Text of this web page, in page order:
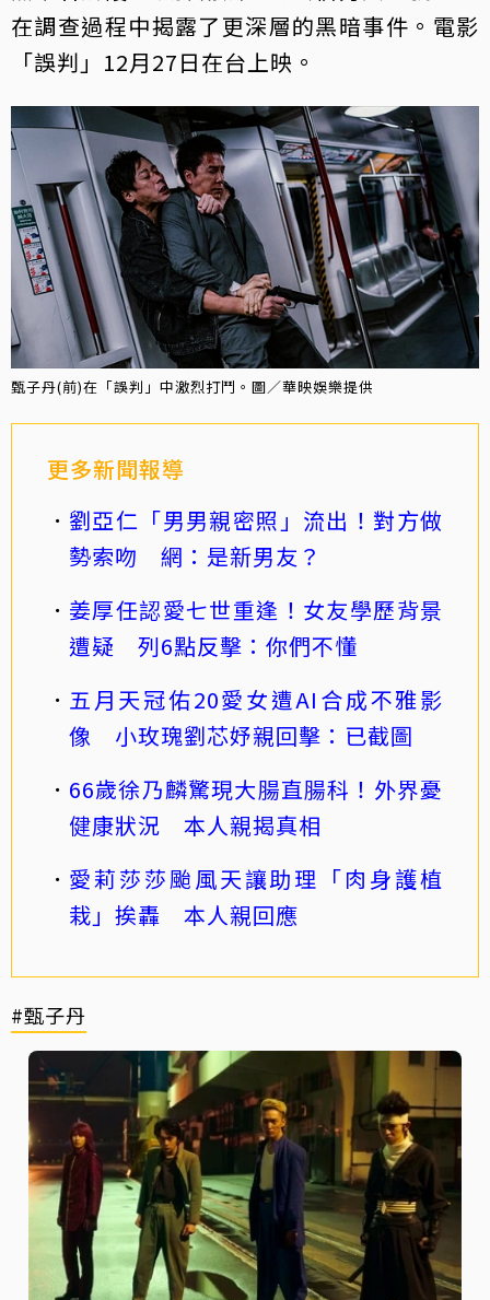
在調查過程中揭露了更深層的黑暗事件。電影
「誤判」12月27日在台上映。
甄子丹(前)在「誤判」中激烈打鬥。圖／華映娛樂提供
更多新聞報導
劉亞仁「男男親密照」流出！對方做
勢索吻 網：是新男友？
姜厚任認愛七世重逢！女友學歷背景
遭疑 列6點反擊：你們不懂
五月天冠佑20愛女遭AI合成不雅影
像 小玫瑰劉芯妤親回擊：已截圖
66歲徐乃麟驚現大腸直腸科！外界憂
健康狀況 本人親揭真相
愛莉莎莎颱風天讓助理「肉身護植
栽」挨轟 本人親回應
#甄子丹